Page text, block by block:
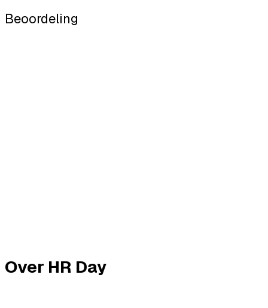
Beoordeling
Over HR Day